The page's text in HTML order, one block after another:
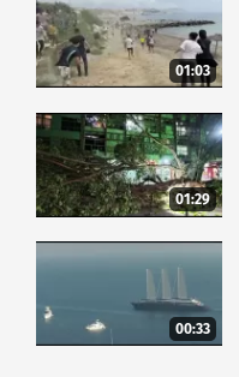
01:03
01:29
00:33